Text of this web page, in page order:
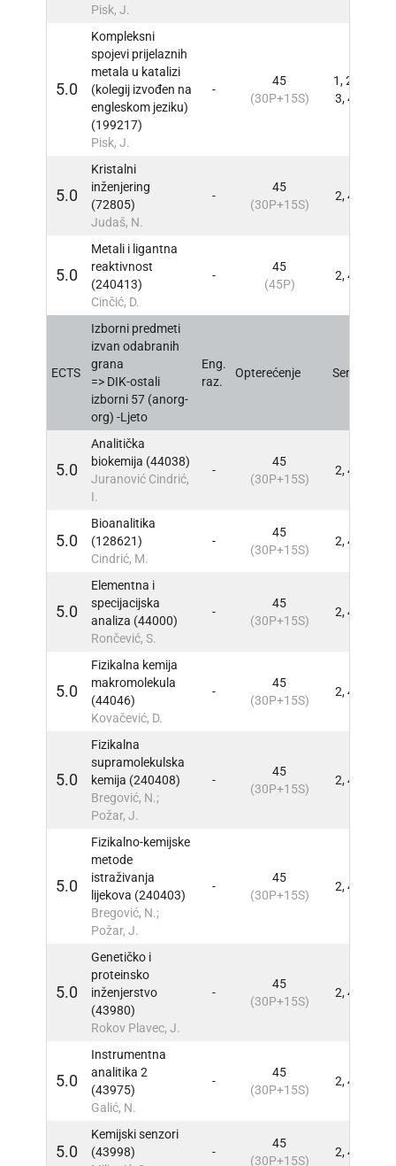
Pisk, J.
5.0
Kompleksni
spojevi prijelaznih
metala u katalizi
(kolegij izvođen na
engleskom jeziku)
(199217)
Pisk, J.
-
45
(30P+15S)
1, 2,
3, 4
5.0
Kristalni
inženjering
(72805)
Judaš, N.
-
45
(30P+15S)
2, 4
5.0
Metali i ligantna
reaktivnost
(240413)
Cinčić, D.
-
45
(45P)
2, 4
ECTS
Izborni predmeti
izvan odabranih
grana
=> DIK-ostali
izborni 57 (anorg-
org) -Ljeto
Eng.
raz.
Opterećenje Sem
5.0
Analitička
biokemija (44038)
Juranović Cindrić,
I.
-
45
(30P+15S)
2, 4
5.0
Bioanalitika
(128621)
Cindrić, M.
-
45
(30P+15S)
2, 4
5.0
Elementna i
specijacijska
analiza (44000)
Rončević, S.
-
45
(30P+15S)
2, 4
5.0
Fizikalna kemija
makromolekula
(44046)
Kovačević, D.
-
45
(30P+15S)
2, 4
5.0
Fizikalna
supramolekulska
kemija (240408)
Bregović, N.;
Požar, J.
-
45
(30P+15S)
2, 4
5.0
Fizikalno-kemijske
metode
istraživanja
lijekova (240403)
Bregović, N.;
Požar, J.
-
45
(30P+15S)
2, 4
5.0
Genetičko i
proteinsko
inženjerstvo
(43980)
Rokov Plavec, J.
-
45
(30P+15S)
2, 4
5.0
Instrumentna
analitika 2
(43975)
Galić, N.
-
45
(30P+15S)
2, 4
5.0
Kemijski senzori
(43998)
-
45
(30P+15S)
2, 4